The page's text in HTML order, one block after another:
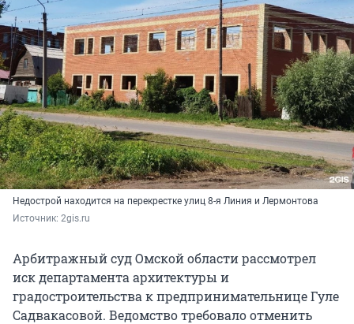
Недострой находится на перекрестке улиц 8-я Линия и Лермонтова
Источник: 2gis.ru
Арбитражный суд Омской области рассмотрел
иск департамента архитектуры и
градостроительства к предпринимательнице Гуле
Садвакасовой. Ведомство требовало отменить